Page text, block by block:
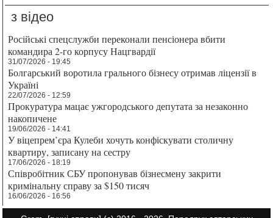
з відео
Російські спецслужби переконали пенсіонера вбити
командира 2-го корпусу Нацгвардії
31/07/2026 - 19:45
Болгарський воротила грального бізнесу отримав ліцензії в
Україні
22/07/2026 - 12:59
Прокуратура мацає ужгородського депутата за незаконно
накопичене
19/06/2026 - 14:41
У віцепрем’єра Кулеби хочуть конфіскувати столичну
квартиру, записану на сестру
17/06/2026 - 18:19
Співробітник СБУ пропонував бізнесмену закрити
кримінальну справу за $150 тисяч
16/06/2026 - 16:56